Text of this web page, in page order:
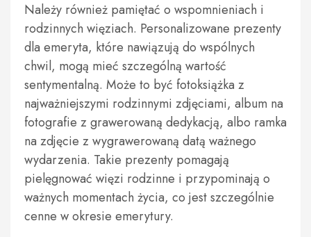
Należy również pamiętać o wspomnieniach i
rodzinnych więziach. Personalizowane prezenty
dla emeryta, które nawiązują do wspólnych
chwil, mogą mieć szczególną wartość
sentymentalną. Może to być fotoksiążka z
najważniejszymi rodzinnymi zdjęciami, album na
fotografie z grawerowaną dedykacją, albo ramka
na zdjęcie z wygrawerowaną datą ważnego
wydarzenia. Takie prezenty pomagają
pielęgnować więzi rodzinne i przypominają o
ważnych momentach życia, co jest szczególnie
cenne w okresie emerytury.